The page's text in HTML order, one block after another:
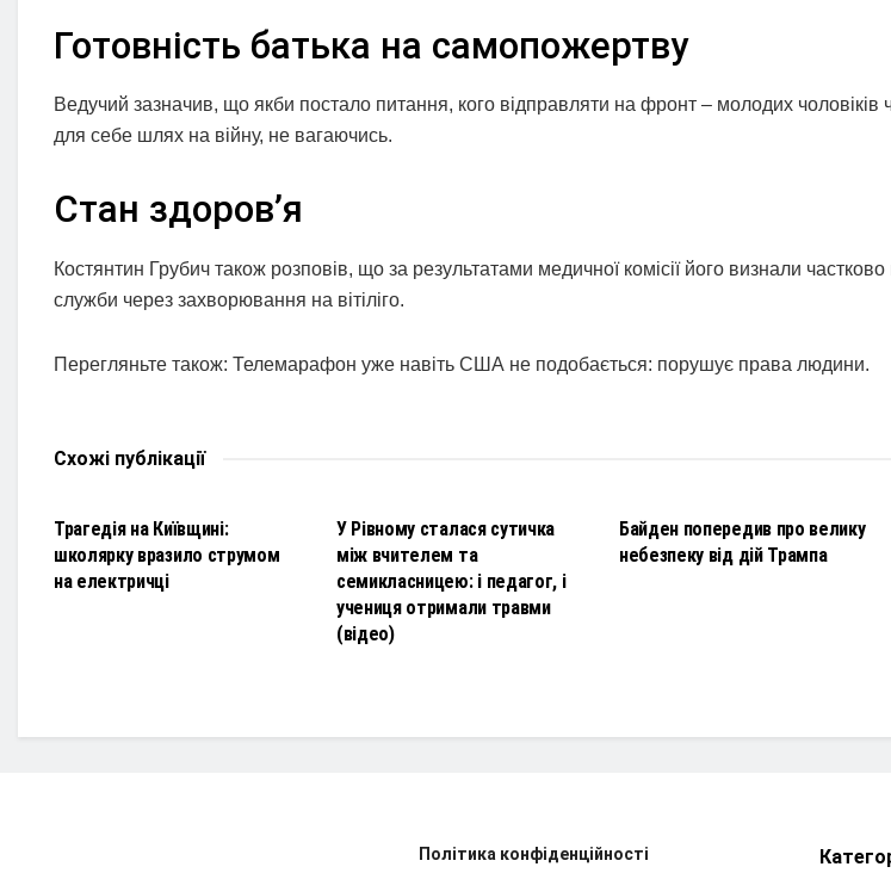
Готовність батька на самопожертву
Ведучий зазначив, що якби постало питання, кого відправляти на фронт – молодих чоловіків
для себе шлях на війну, не вагаючись.
Стан здоров’я
Костянтин Грубич також розповів, що за результатами медичної комісії його визнали
служби через захворювання на вітіліго.
Перегляньте також: Телемарафон уже навіть США не подобається: порушує права людини.
Схожі публікації
Трагедія на Київщині:
школярку вразило струмом
на електричці
У Рівному сталася сутичка
між вчителем та
семикласницею: і педагог, і
учениця отримали травми
(відео)
Байден попередив про велику
небезпеку від дій Трампа
Політика конфіденційності